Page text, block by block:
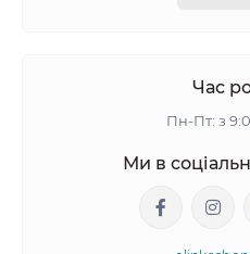
Час
Пн-Пт: з
Ми в